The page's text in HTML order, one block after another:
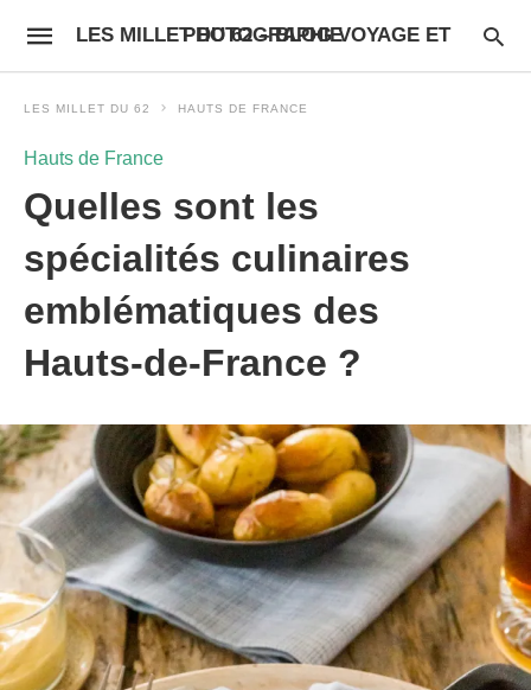
LES MILLET DU 62 – BLOG VOYAGE ET PHOTOGRAPHIE
LES MILLET DU 62 HAUTS DE FRANCE
Hauts de France
Quelles sont les
spécialités culinaires
emblématiques des
Hauts-de-France ?